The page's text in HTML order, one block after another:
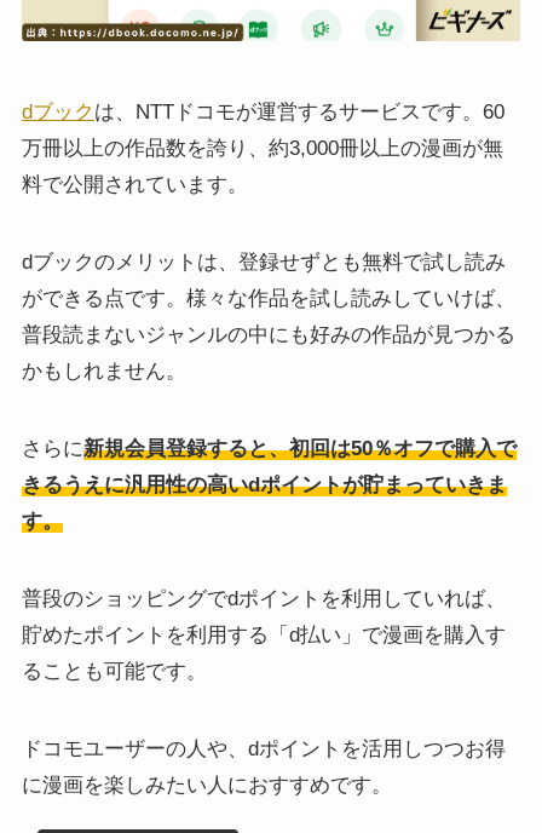
dブック は、NTTドコモが運営するサービスです。60
万冊以上の作品数を誇り、約3,000冊以上の漫画が無
料で公開されています。
dブックのメリットは、登録せずとも無料で試し読み
ができる点です。様々な作品を試し読みしていけば、
普段読まないジャンルの中にも好みの作品が見つかる
かもしれません。
さらに新規会員登録すると、初回は50％オフで購入で
きるうえに汎用性の高いdポイントが貯まっていきま
す。
普段のショッピングでdポイントを利用していれば、
貯めたポイントを利用する「d払い」で漫画を購入す
ることも可能です。
ドコモユーザーの人や、dポイントを活用しつつお得
に漫画を楽しみたい人におすすめです。